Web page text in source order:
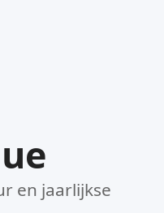
en jaarlijkse